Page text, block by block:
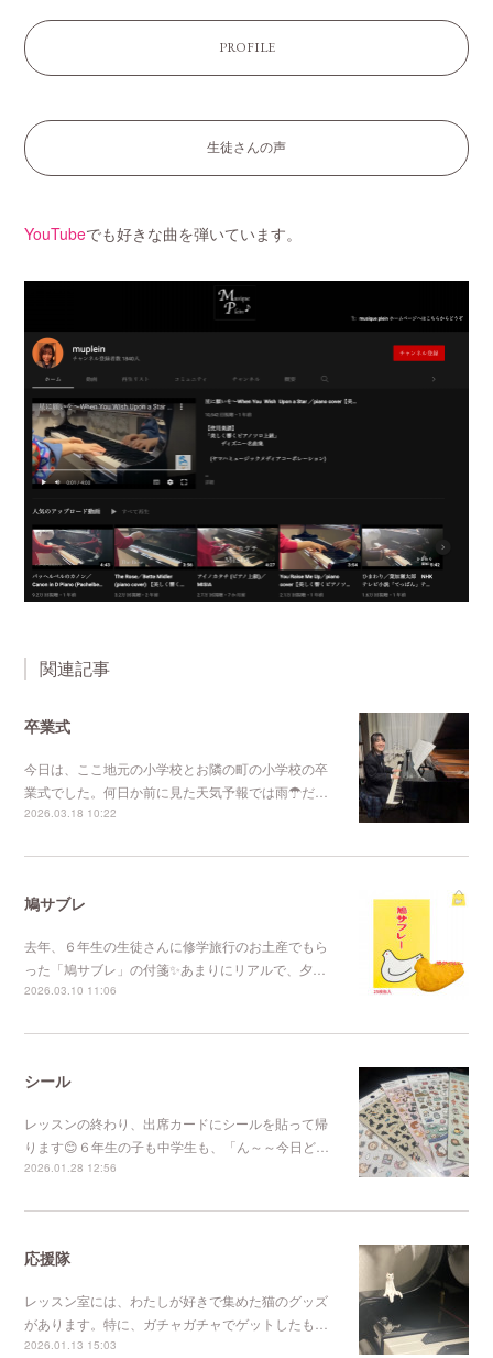
PROFILE
生徒さんの声
YouTubeでも好きな曲を弾いています。
関連記事
卒業式
今日は、ここ地元の小学校とお隣の町の小学校の卒
業式でした。何日か前に見た天気予報では雨☂だ…
2026.03.18 10:22
鳩サブレ
去年、６年生の生徒さんに修学旅行のお土産でもら
った「鳩サブレ」の付箋✨あまりにリアルで、夕…
2026.03.10 11:06
シール
レッスンの終わり、出席カードにシールを貼って帰
ります😊６年生の子も中学生も、「ん～～今日ど…
2026.01.28 12:56
応援隊
レッスン室には、わたしが好きで集めた猫のグッズ
があります。特に、ガチャガチャでゲットしたも…
2026.01.13 15:03